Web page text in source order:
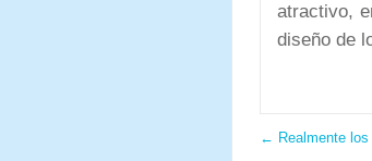
atractivo,
diseño de
← Realmente